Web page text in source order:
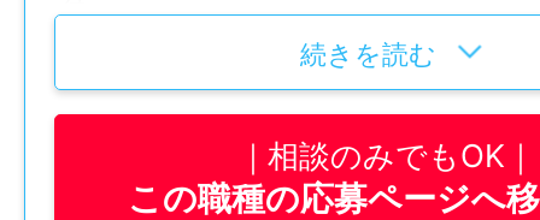
（電話対応・フロントでのご案内）
●レストランホール業務
注文受付、料理やドリンクの配膳など
お客様がスムーズにスタートできるよう
続きを読む
相談のみでもOK
この職種の応募ページへ